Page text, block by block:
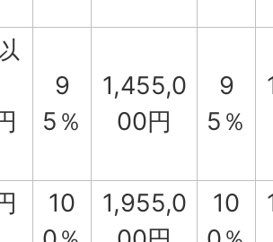
9
5％
1,455,0
00円
9
5％
10
1,955,0
10